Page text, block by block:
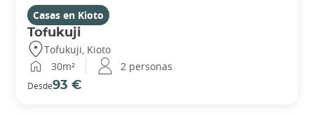
Casas en Kioto
Tofukuji
Tofukuji, Kioto
30m²
2 personas
Desde93 €